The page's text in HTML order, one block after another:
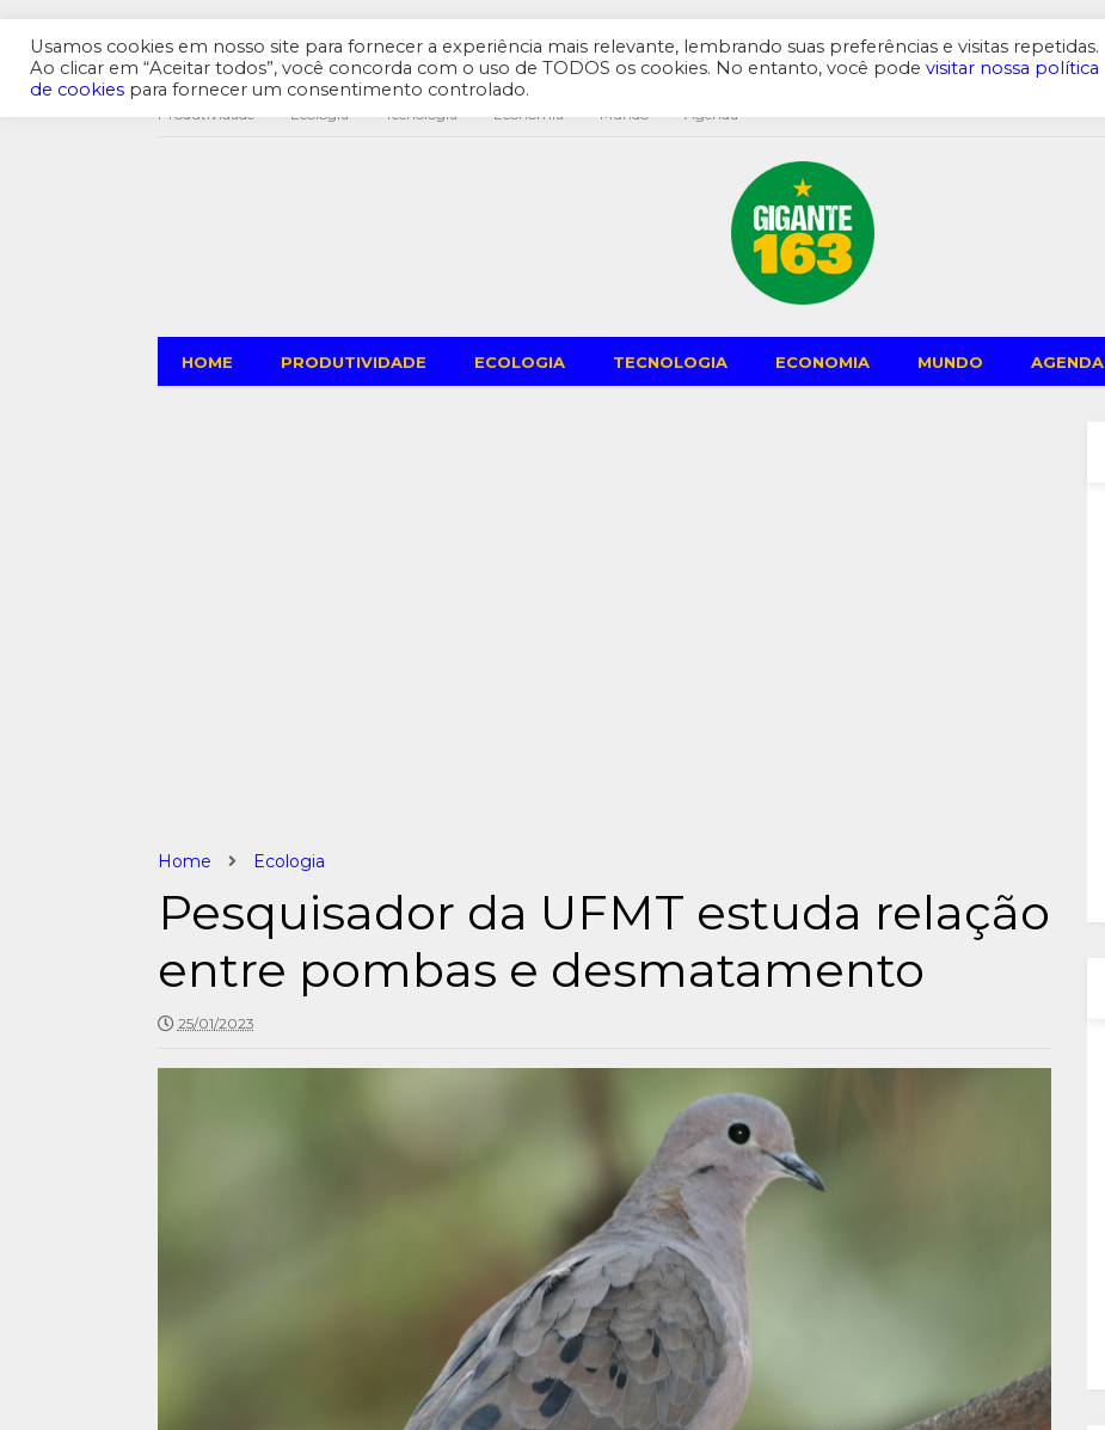
Produtividade Ecologia Tecnologia Economia Mundo Agenda
HOME PRODUTIVIDADE ECOLOGIA TECNOLOGIA ECONOMIA MUNDO AGENDA
Home Ecologia
Pesquisador da UFMT estuda relação
entre pombas e desmatamento
25/01/2023
Usamos cookies em nosso site para fornecer a experiência mais relevante, lembrando suas preferências e visitas repetidas.
Ao clicar em “Aceitar todos”, você concorda com o uso de TODOS os cookies. No entanto, você pode visitar nossa política
de cookies para fornecer um consentimento controlado.